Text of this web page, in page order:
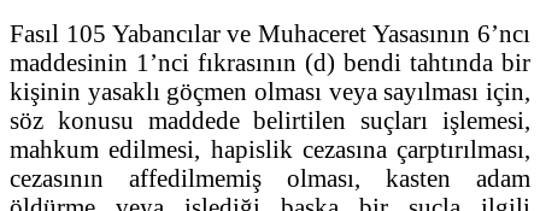
Fasıl 105 Yabancılar ve Muhaceret Yasasının 6’ncı
maddesinin 1’nci fıkrasının (d) bendi tahtında bir
kişinin yasaklı göçmen olması veya sayılması için,
söz konusu maddede belirtilen suçları işlemesi,
mahkum edilmesi, hapislik cezasına çarptırılması,
cezasının affedilmemiş olması, kasten adam